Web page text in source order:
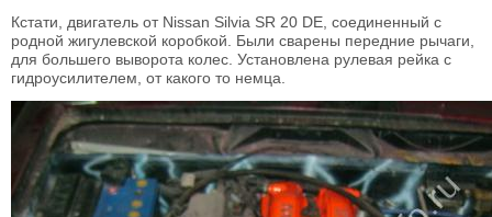
Кстати, двигатель от Nissan Silvia SR 20 DE, соединенный с
родной жигулевской коробкой. Были сварены передние рычаги,
для большего выворота колес. Установлена рулевая рейка с
гидроусилителем, от какого то немца.